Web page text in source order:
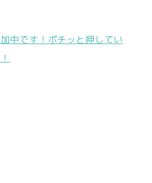
中です！ポチッと押してい